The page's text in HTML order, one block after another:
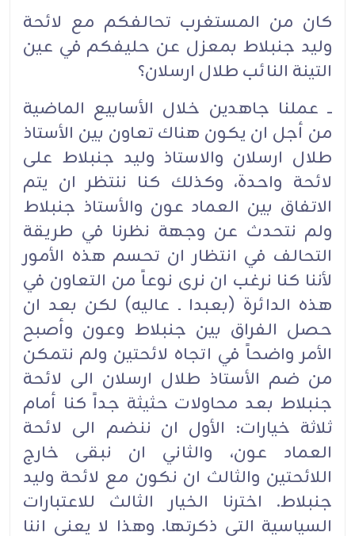
كان من المستغرب تحالفكم مع لائحة
وليد جنبلاط بمعزل عن حليفكم في عين
التينة النائب طلال ارسلان؟‏
ــ عملنا جاهدين خلال الأسابيع الماضية
من أجل ان يكون هناك تعاون بين الأستاذ
طلال ارسلان والاستاذ وليد جنبلاط على
لائحة واحدة، وكذلك كنا ننتظر ان يتم
الاتفاق بين العماد عون والأستاذ جنبلاط
ولم نتحدث عن وجهة نظرنا في طريقة
التحالف في انتظار ان تحسم هذه الأمور
لأننا كنا نرغب ان نرى نوعاً من التعاون في
هذه الدائرة (بعبدا ـ عاليه) لكن بعد ان
حصل الفراق بين جنبلاط وعون وأصبح
الأمر واضحاً في اتجاه لائحتين ولم نتمكن
من ضم الأستاذ طلال ارسلان الى لائحة
جنبلاط بعد محاولات حثيثة جداً كنا أمام
ثلاثة خيارات: الأول ان ننضم الى لائحة
العماد عون، والثاني ان نبقى خارج
اللائحتين والثالث ان نكون مع لائحة وليد
جنبلاط. اخترنا الخيار الثالث للاعتبارات
السياسية التي ذكرتها. وهذا لا يعني اننا